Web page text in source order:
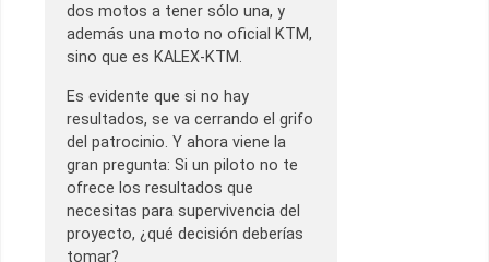
dos motos a tener sólo una, y
además una moto no oficial KTM,
sino que es KALEX-KTM.
Es evidente que si no hay
resultados, se va cerrando el grifo
del patrocinio. Y ahora viene la
gran pregunta: Si un piloto no te
ofrece los resultados que
necesitas para supervivencia del
proyecto, ¿qué decisión deberías
tomar?